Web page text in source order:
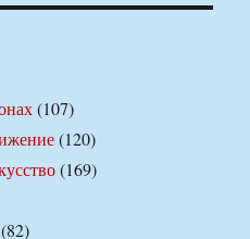
(107)
(120)
(169)
(82)